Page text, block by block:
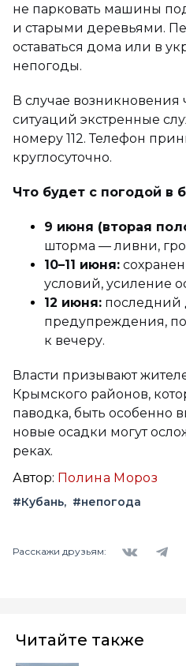
не парковать машины
и старыми деревьями.
оставаться дома или в
непогоды.
В случае
ситуаций экстренные
номеру 112. Телефон
круглосуточно.
Что будет с погодой в
9 июня (вторая
шторма — ливни,
10–11 июня:
условий, усиление
12 июня: последний
предупреждения,
к вечеру.
Власти призывают
Крымского районов,
паводка, быть особенно
новые осадки могут
реках.
Автор: Полина Мороз
#Кубань #непогода
Расскажи друзьям:
Читайте также